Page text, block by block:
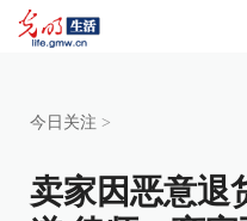
今日关注 >
卖家因恶意退